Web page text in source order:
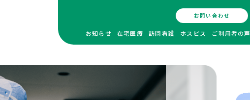
お問い合わせ
お知らせ 在宅医療 訪問看護 ホスピス ご利用者の声